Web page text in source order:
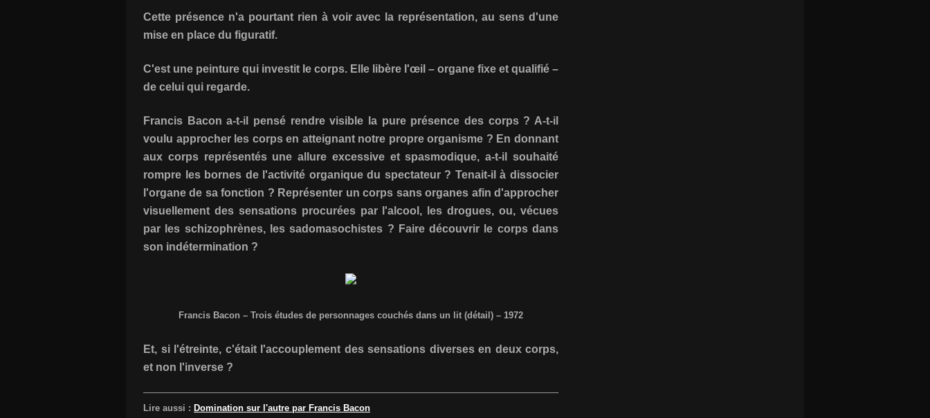
Cette présence n'a pourtant rien à voir avec la représentation, au sens d'une
mise en place du figuratif.
C'est une peinture qui investit le corps. Elle libère l'œil – organe fixe et qualifié –
de celui qui regarde.
Francis Bacon a-t-il pensé rendre visible la pure présence des corps ? A-t-il
voulu approcher les corps en atteignant notre propre organisme ? En donnant
aux corps représentés une allure excessive et spasmodique, a-t-il souhaité
rompre les bornes de l'activité organique du spectateur ? Tenait-il à dissocier
l'organe de sa fonction ? Représenter un corps sans organes afin d'approcher
visuellement des sensations procurées par l'alcool, les drogues, ou, vécues
par les schizophrènes, les sadomasochistes ? Faire découvrir le corps dans
son indétermination ?
Francis Bacon – Trois études de personnages couchés dans un lit (détail) – 1972
Et, si l'étreinte, c'était l'accouplement des sensations diverses en deux corps,
et non l'inverse ?
Lire aussi : Domination sur l'autre par Francis Bacon